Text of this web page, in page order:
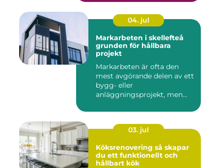
04. jul
Markarbeten i skellefteå
grunden för hållbara
projekt
Markarbeten är ofta den
mest avgörande delen av ett
bygg- eller
anläggningsprojekt, men
03. jul
Köksrenovering så skapar
du ett funktionellt och
hållbart kök